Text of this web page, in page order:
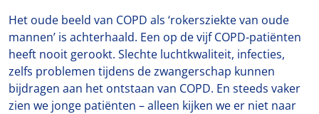
Het oude beeld van COPD als ‘rokersziekte van oude
mannen’ is achterhaald. Een op de vijf COPD-patiënten
heeft nooit gerookt. Slechte luchtkwaliteit, infecties,
zelfs problemen tijdens de zwangerschap kunnen
bijdragen aan het ontstaan van COPD. En steeds vaker
zien we jonge patiënten – alleen kijken we er niet naar